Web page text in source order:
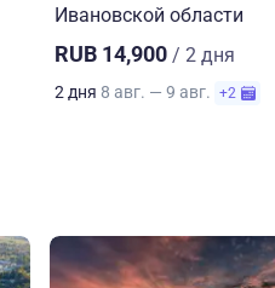
Ивановской области
RUB 14,900 / 2 дня
2 дня 8 авг. — 9 авг. +2